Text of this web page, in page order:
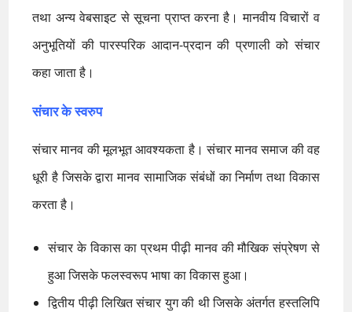
तथा अन्य वेबसाइट से सूचना प्राप्त करना है। मानवीय विचारों व
अनुभूतियों की पारस्परिक आदान-प्रदान की प्रणाली को संचार
कहा जाता है।
संचार के स्वरुप
संचार मानव की मूलभूत आवश्यकता है। संचार मानव समाज की वह
धूरी है जिसके द्वारा मानव सामाजिक संबंधों का निर्माण तथा विकास
करता है।
संचार के विकास का प्रथम पीढ़ी मानव की मौखिक संप्रेषण से
हुआ जिसके फलस्वरूप भाषा का विकास हुआ।
द्वितीय पीढ़ी लिखित संचार युग की थी जिसके अंतर्गत हस्तलिपि